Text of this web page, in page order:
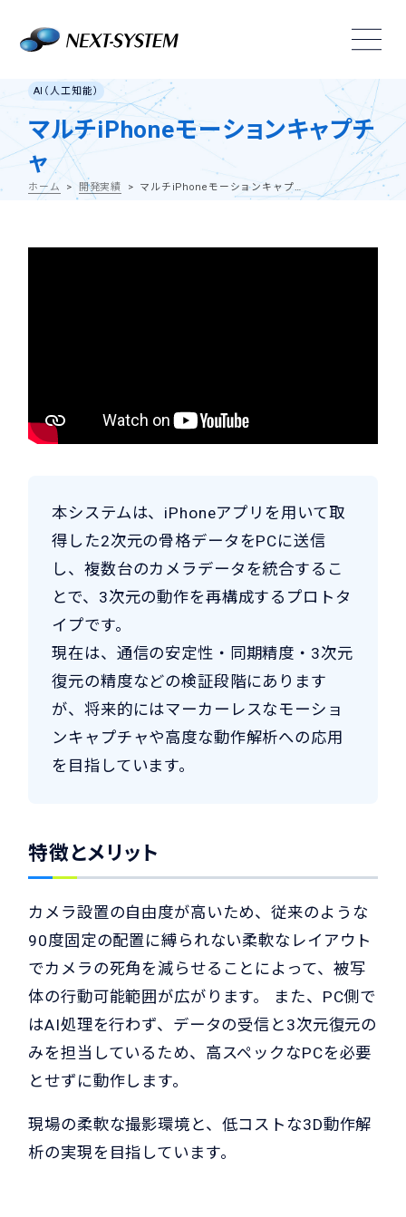
AI（人工知能）
マルチiPhoneモーションキャプチ
ャ
ホーム 開発実績 マルチiPhoneモーションキャプチャ
本システムは、iPhoneアプリを用いて取
得した2次元の骨格データをPCに送信
し、複数台のカメラデータを統合するこ
とで、3次元の動作を再構成するプロトタ
イプです。
現在は、通信の安定性・同期精度・3次元
復元の精度などの検証段階にあります
が、将来的にはマーカーレスなモーショ
ンキャプチャや高度な動作解析への応用
を目指しています。
特徴とメリット
カメラ設置の自由度が高いため、従来のような
90度固定の配置に縛られない柔軟なレイアウト
でカメラの死角を減らせることによって、被写
体の行動可能範囲が広がります。 また、PC側で
はAI処理を行わず、データの受信と3次元復元の
みを担当しているため、高スペックなPCを必要
とせずに動作します。
現場の柔軟な撮影環境と、低コストな3D動作解
析の実現を目指しています。